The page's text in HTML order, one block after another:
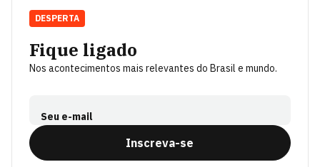
Fique ligado
Nos acontecimentos mais relevantes do Brasil e mundo.
Seu e-mail
Inscreva-se
DESPERTA